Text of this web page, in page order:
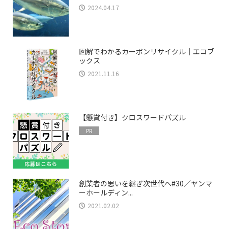
2024.04.17
図解でわかるカーボンリサイクル｜エコブ
ックス
2021.11.16
【懸賞付き】クロスワードパズル
PR
創業者の思いを継ぎ次世代へ#30／ヤンマ
ーホールディン...
2021.02.02